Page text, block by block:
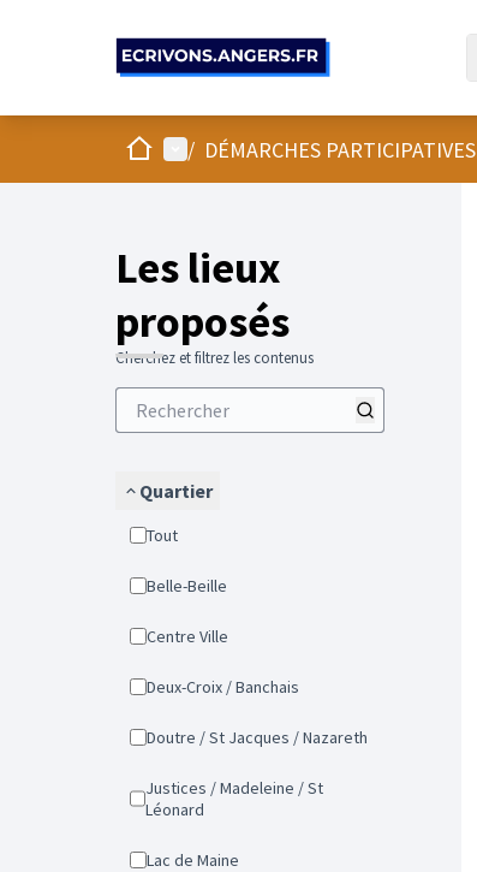
AccueilMenu principal
/ DÉMARCHES PARTICIPATIVES
Les lieux
proposés
Cherchez et filtrez les contenus
Quartier
Tout
Belle-Beille
Centre Ville
Deux-Croix / Banchais
Doutre / St Jacques / Nazareth
Justices / Madeleine / St
Léonard
Lac de Maine